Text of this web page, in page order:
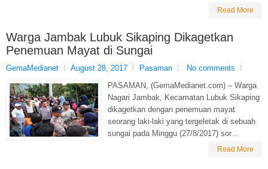
Read More
Warga Jambak Lubuk Sikaping Dikagetkan
Penemuan Mayat di Sungai
GemaMedianet August 28, 2017 Pasaman
No comments
PASAMAN, (GemaMedianet.com) – Warga
Nagari Jambak, Kecamatan Lubuk Sikaping
dikagetkan dengan penemuan mayat
seorang laki-laki yang tergeletak di sebuah
sungai pada Minggu (27/8/2017) sor...
Read More